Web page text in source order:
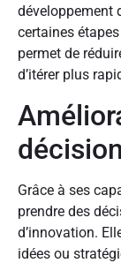
développement
certaines
permet de
d’itérer plus
décision
Grâce à ses
prendre des
d’innovation.
idées ou